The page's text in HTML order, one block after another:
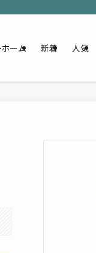
ホーム 新着 人気